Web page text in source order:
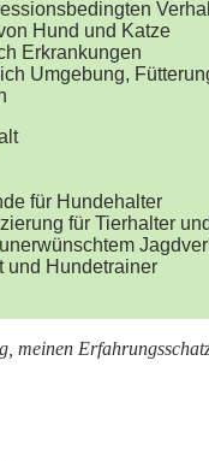
Hund und Katze
Erkrankungen
Umgebung,
für Hundehalter
für Tierhalter
und Hundetrainer
meinen